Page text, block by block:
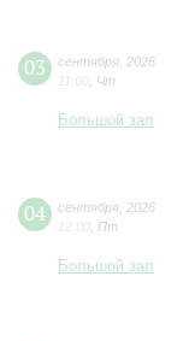
03 сентября 2026
11:00 Чт
Большой зал
04 сентября 2026
12:00 Пт
Большой зал